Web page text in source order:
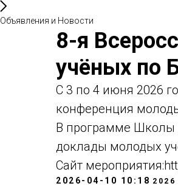
Объявления и Новости
8-я
учёных по
С 3 по 4 июня 2026
конференция
В программе Школы
доклады молодых
Сайт
2026-04-10 10:18 2026